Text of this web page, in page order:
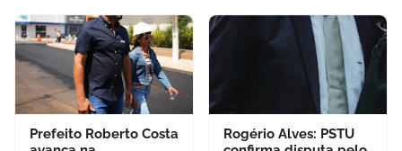
Prefeito Roberto Costa
Rogério Alves: PSTU